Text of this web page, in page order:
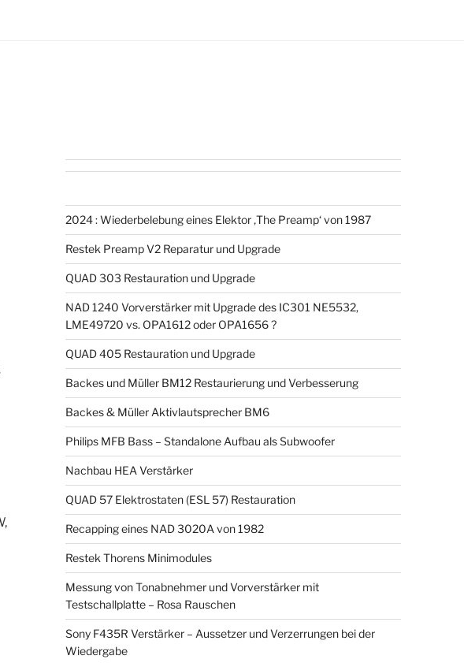
2024 : Wiederbelebung eines Elektor ‚The Preamp‘ von 1987
Restek Preamp V2 Reparatur und Upgrade
QUAD 303 Restauration und Upgrade
NAD 1240 Vorverstärker mit Upgrade des IC301 NE5532,
LME49720 vs. OPA1612 oder OPA1656 ?
QUAD 405 Restauration und Upgrade
Backes und Müller BM12 Restaurierung und Verbesserung
Backes & Müller Aktivlautsprecher BM6
Philips MFB Bass – Standalone Aufbau als Subwoofer
Nachbau HEA Verstärker
QUAD 57 Elektrostaten (ESL 57) Restauration
Recapping eines NAD 3020A von 1982
Restek Thorens Minimodules
Messung von Tonabnehmer und Vorverstärker mit
Testschallplatte – Rosa Rauschen
Sony F435R Verstärker – Aussetzer und Verzerrungen bei der
Wiedergabe